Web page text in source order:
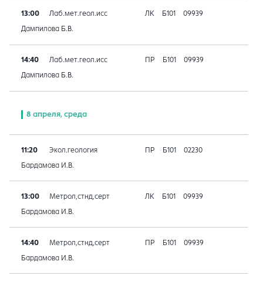
13:00 Лаб.мет.геол.исс ЛК Б101 09939
Дампилова Б.В.
14:40 Лаб.мет.геол.исс ПР Б101 09939
Дампилова Б.В.
8 апреля, среда
11:20 Экол.геология ПР Б101 02230
Бардамова И.В.
13:00 Метрол,стнд,серт ЛК Б101 09939
Бардамова И.В.
14:40 Метрол,стнд,серт ПР Б101 09939
Бардамова И.В.